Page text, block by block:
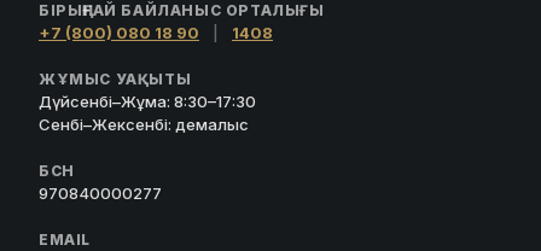
БІРЫҢҒАЙ БАЙЛАНЫС ОРТАЛЫҒЫ
+7 (800) 080 18 90 1408
ЖҰМЫС УАҚЫТЫ
Дүйсенбі–Жұма: 8:30–17:30
Сенбі–Жексенбі: демалыс
БСН
970840000277
EMAIL